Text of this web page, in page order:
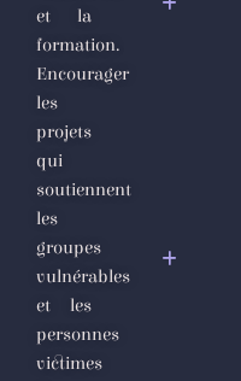
et la
formation.
Encourager
les
projets
qui
soutiennent
les
groupes
vulnérables
et les
personnes
victimes